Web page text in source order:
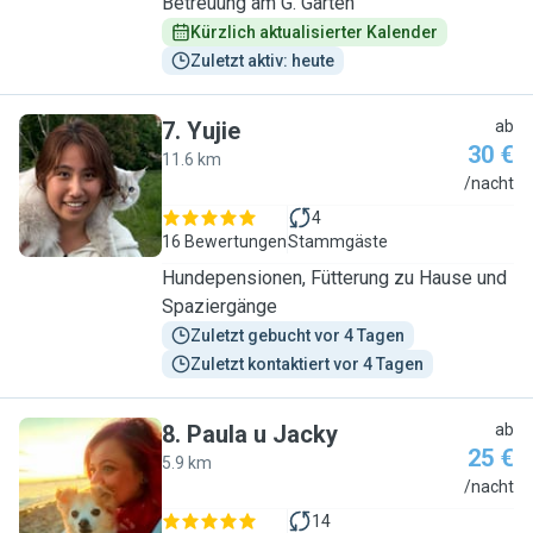
Kürzlich aktualisierter Kalender
Zuletzt aktiv: heute
Y
7. Yujie
11.6 km
ab
30 €
/nacht
16 Bewertungen
4
Stammgäste
Hundepensionen, Fütterung zu Hause und
Spaziergänge
Zuletzt gebucht vor 4 Tagen
Zuletzt kontaktiert vor 4 Tagen
P
8. Paula u Jacky
5.9 km
ab
25 €
/nacht
14